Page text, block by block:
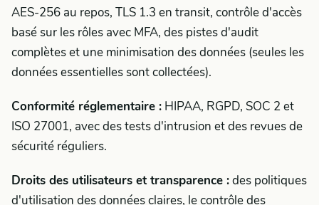
AES-256 au repos, TLS 1.3 en transit, contrôle d'accès
basé sur les rôles avec MFA, des pistes d'audit
complètes et une minimisation des données (seules les
données essentielles sont collectées).
Conformité réglementaire : HIPAA, RGPD, SOC 2 et
ISO 27001, avec des tests d'intrusion et des revues de
sécurité réguliers.
Droits des utilisateurs et transparence :des politiques
d'utilisation des données claires, le contrôle des